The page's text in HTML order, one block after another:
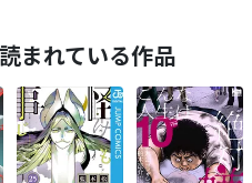
まれている作品